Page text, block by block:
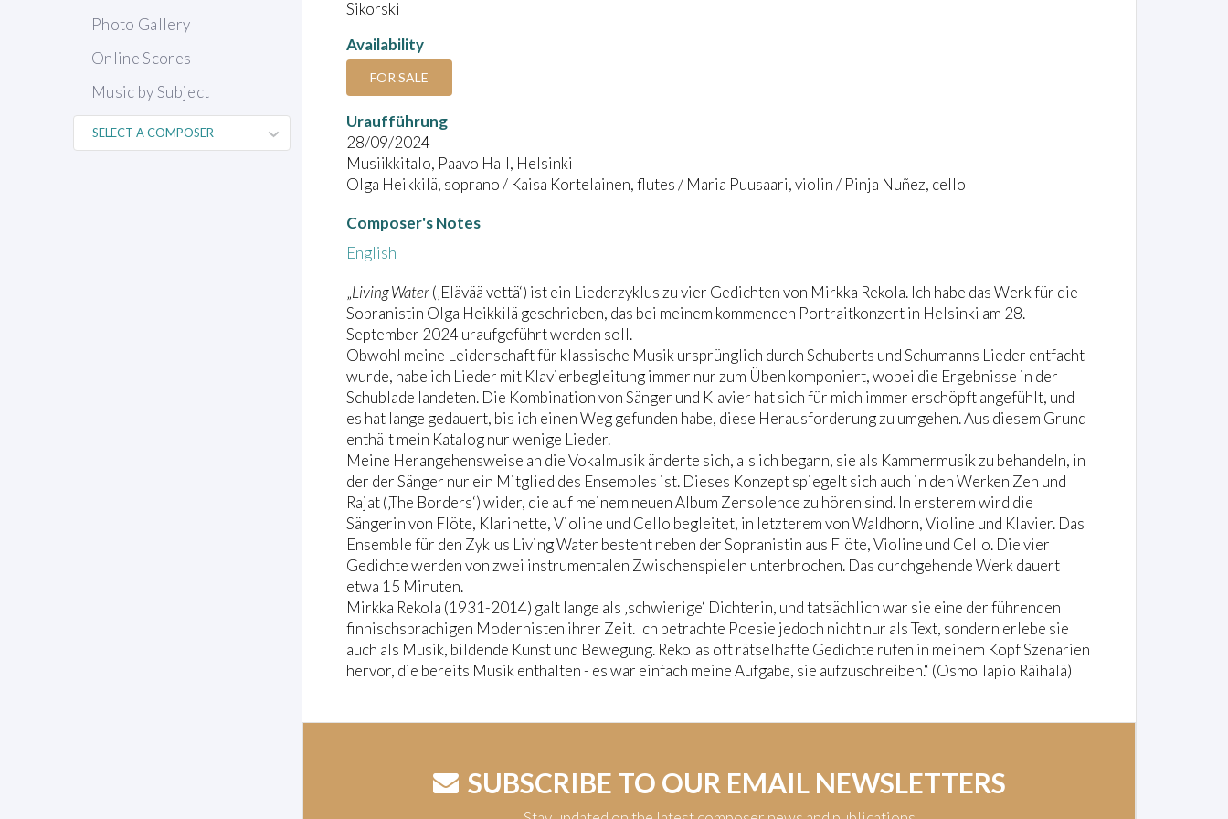
Photo Gallery
Online Scores
Music by Subject
Sikorski
Availability
FOR SALE
Uraufführung
28/09/2024
Musiikkitalo, Paavo Hall, Helsinki
Olga Heikkilä, soprano / Kaisa Kortelainen, flutes / Maria Puusaari, violin / Pinja Nuñez, cello
Composer's Notes
English
„Living Water(‚Elävää vettä‘) ist ein Liederzyklus zu vier Gedichten von Mirkka Rekola. Ich habe das Werk für die
Sopranistin Olga Heikkilä geschrieben, das bei meinem kommenden Portraitkonzert in Helsinki am 28.
September 2024 uraufgeführt werden soll.
Obwohl meine Leidenschaft für klassische Musik ursprünglich durch Schuberts und Schumanns Lieder entfacht
wurde, habe ich Lieder mit Klavierbegleitung immer nur zum Üben komponiert, wobei die Ergebnisse in der
Schublade landeten. Die Kombination von Sänger und Klavier hat sich für mich immer erschöpft angefühlt, und
es hat lange gedauert, bis ich einen Weg gefunden habe, diese Herausforderung zu umgehen. Aus diesem Grund
enthält mein Katalog nur wenige Lieder.
Meine Herangehensweise an die Vokalmusik änderte sich, als ich begann, sie als Kammermusik zu behandeln, in
der der Sänger nur ein Mitglied des Ensembles ist. Dieses Konzept spiegelt sich auch in den Werken Zen und
Rajat (‚The Borders‘) wider, die auf meinem neuen Album Zensolence zu hören sind. In ersterem wird die
Sängerin von Flöte, Klarinette, Violine und Cello begleitet, in letzterem von Waldhorn, Violine und Klavier. Das
Ensemble für den Zyklus Living Water besteht neben der Sopranistin aus Flöte, Violine und Cello. Die vier
Gedichte werden von zwei instrumentalen Zwischenspielen unterbrochen. Das durchgehende Werk dauert
etwa 15 Minuten.
Mirkka Rekola (1931-2014) galt lange als ‚schwierige‘ Dichterin, und tatsächlich war sie eine der führenden
finnischsprachigen Modernisten ihrer Zeit. Ich betrachte Poesie jedoch nicht nur als Text, sondern erlebe sie
auch als Musik, bildende Kunst und Bewegung. Rekolas oft rätselhafte Gedichte rufen in meinem Kopf Szenarien
hervor, die bereits Musik enthalten - es war einfach meine Aufgabe, sie aufzuschreiben.“ (Osmo Tapio Räihälä)
SUBSCRIBE TO OUR EMAIL NEWSLETTERS